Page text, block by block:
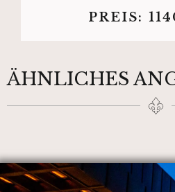
PREIS:
ÄHNLICHES